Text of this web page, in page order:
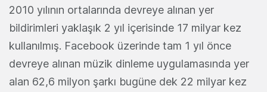
2010 yılının ortalarında devreye alınan yer
bildirimleri yaklaşık 2 yıl içerisinde 17 milyar kez
kullanılmış. Facebook üzerinde tam 1 yıl önce
devreye alınan müzik dinleme uygulamasında yer
alan 62,6 milyon şarkı bugüne dek 22 milyar kez